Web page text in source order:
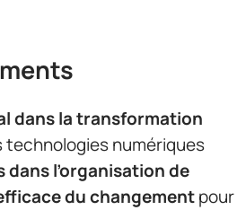
dans la transformation
technologies numériques
l’organisation de
du changementpour